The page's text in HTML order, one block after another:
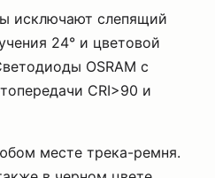
исключают слепящий
24° и цветовой
OSRAM с
CRI>90 и
месте трека-ремня.